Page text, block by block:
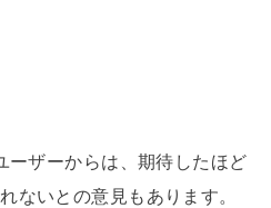
ーザーからは、期待したほど
ないとの意見もあります。